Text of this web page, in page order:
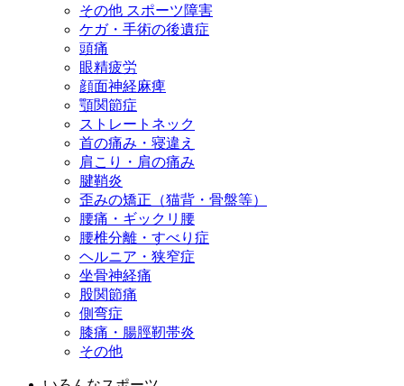
その他 スポーツ障害
ケガ・手術の後遺症
頭痛
眼精疲労
顔面神経麻痺
顎関節症
ストレートネック
首の痛み・寝違え
肩こり・肩の痛み
腱鞘炎
歪みの矯正（猫背・骨盤等）
腰痛・ギックリ腰
腰椎分離・すべり症
ヘルニア・狭窄症
坐骨神経痛
股関節痛
側弯症
膝痛・腸脛靭帯炎
その他